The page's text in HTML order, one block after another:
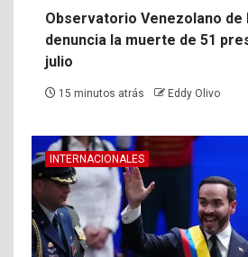
Observatorio Venezolano de
denuncia la muerte de 51
julio
15 minutos atrás Eddy Olivo
INTERNACIONALES